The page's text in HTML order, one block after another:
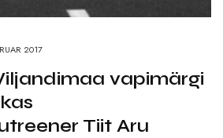
2017
vapimärgi
Tiit Aru